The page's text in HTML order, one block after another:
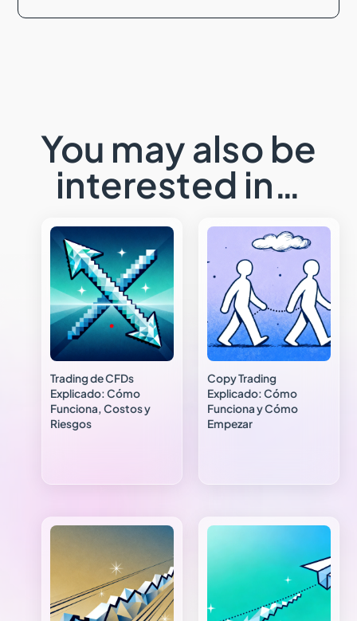
You may also be
interested in…
Trading de CFDs
Explicado: Cómo
Funciona, Costos y
Riesgos
Copy Trading
Explicado: Cómo
Funciona y Cómo
Empezar